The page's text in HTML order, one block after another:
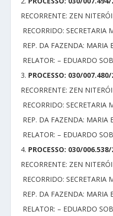
RECORRENTE: ZEN
RECORRIDO: SECRETARIA
REP. DA FAZENDA: MARIA
RELATOR: – EDUARDO
3. PROCESSO: 030/
RECORRENTE: ZEN
RECORRIDO: SECRETARIA
REP. DA FAZENDA: MARIA
RELATOR: – EDUARDO
4. PROCESSO: 030/
RECORRENTE: ZEN
RECORRIDO: SECRETARIA
REP. DA FAZENDA: MARIA
RELATOR: – EDUARDO